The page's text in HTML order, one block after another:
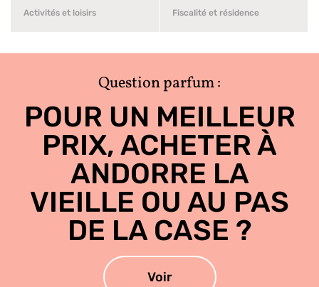
Activités et loisirs Fiscalité et résidence
Question parfum :
POUR UN MEILLEUR
PRIX, ACHETER À
ANDORRE LA
VIEILLE OU AU PAS
DE LA CASE ?
Voir